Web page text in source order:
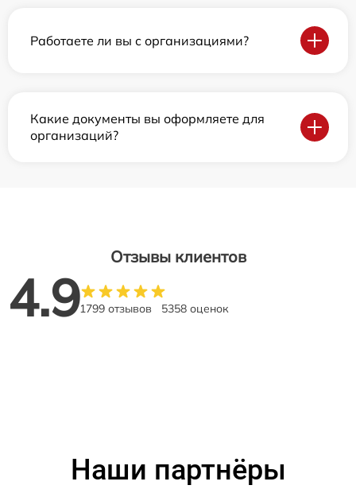
Работаете ли вы с организациями?
Какие документы вы оформляете для
организаций?
Отзывы клиентов
4.91799 отзывов 5358 оценок
Наши партнёры